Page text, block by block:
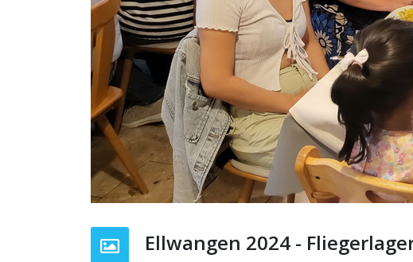
Ellwangen 2024 -